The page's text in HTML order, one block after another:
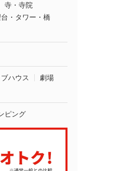
寺・寺院
台・タワー・橋
ハウス
劇場
ピング